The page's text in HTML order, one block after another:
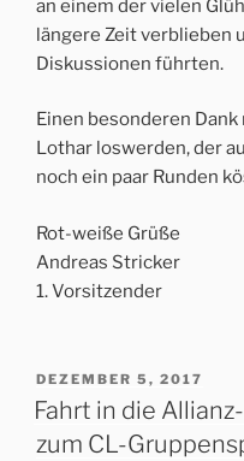
an einem der vielen
längere Zeit verblieben
Diskussionen führten.
Einen besonderen
Lothar loswerden, der
noch ein paar Runden
Rot-weiße Grüße
Andreas Stricker
1. Vorsitzender
VERÖFFENTLICHT
AM
DEZEMBER 5, 2017
Fahrt in die
zum CL-